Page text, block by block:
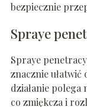
bezpiecznie
Spraye
Spraye
znacznie
działanie polega
co zmiękcza i